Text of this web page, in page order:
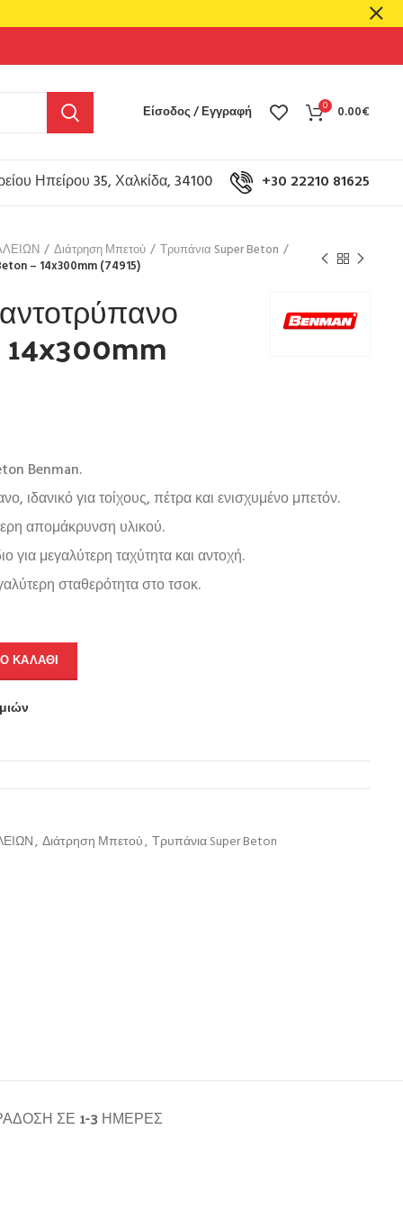
Είσοδος / Εγγραφή 0 0.00€
Ηπείρου 35, Χαλκίδα, 34100 +30 22210 81625
Διάτρηση Μπετού
Τρυπάνια Super Beton
– 14x300mm (74915)
14x300mm
Benman.
ιδανικό για τοίχους, πέτρα και ενισχυμένο μπετόν.
απομάκρυνση υλικού.
για μεγαλύτερη ταχύτητα και αντοχή.
σταθερότητα στο τσοκ.
ΚΑΛΆΘΙ
, Διάτρηση Μπετού, Τρυπάνια Super Beton
ΣΕ 1-3 ΗΜΈΡΕΣ